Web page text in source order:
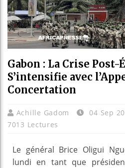
Gabon : La Crise
S’intensifie avec
Concertation
Achille Gadom 04 Sep
7013 Lectures
Le général Brice Oligui
lundi en tant que